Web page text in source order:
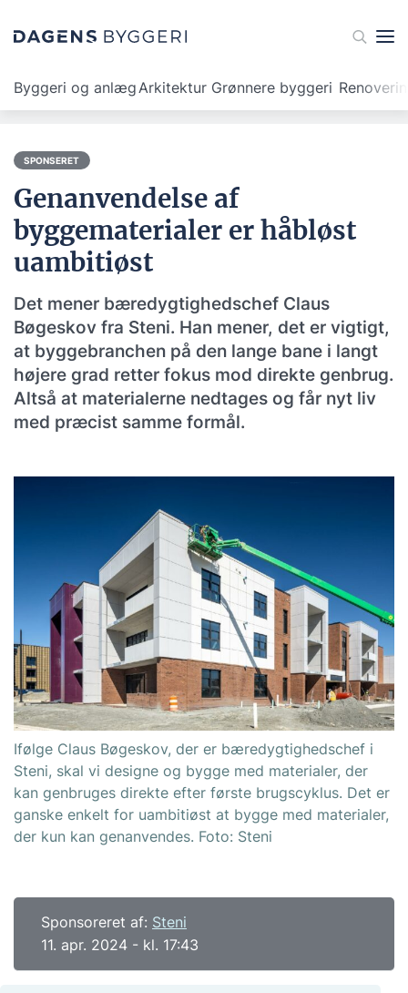
Byggeri og anlægArkitektur Grønnere byggeri
SPONSERET
Genanvendelse af
byggematerialer er håbløst
uambitiøst
Det mener bæredygtighedschef Claus
Bøgeskov fra Steni. Han mener, det er vigtigt,
at byggebranchen på den lange bane i langt
højere grad retter fokus mod direkte genbrug.
Altså at materialerne nedtages og får nyt liv
med præcist samme formål.
Ifølge Claus Bøgeskov, der er bæredygtighedschef i
Steni, skal vi designe og bygge med materialer, der
kan genbruges direkte efter første brugscyklus. Det er
ganske enkelt for uambitiøst at bygge med materialer,
der kun kan genanvendes. Foto: Steni
Sponsoreret af: Steni
11. apr. 2024 - kl. 17:43